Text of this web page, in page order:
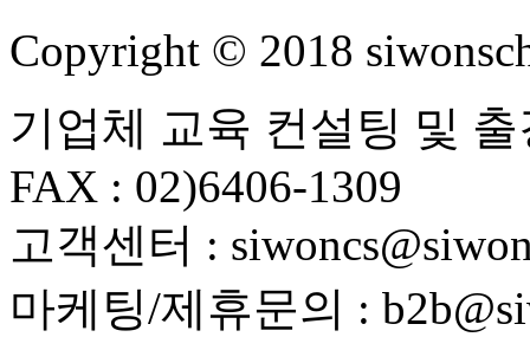
Copyright © 2018
기업체 교육 컨설팅 및 출
FAX : 02)6406-1309
고객센터 :
마케팅/제휴문의 :